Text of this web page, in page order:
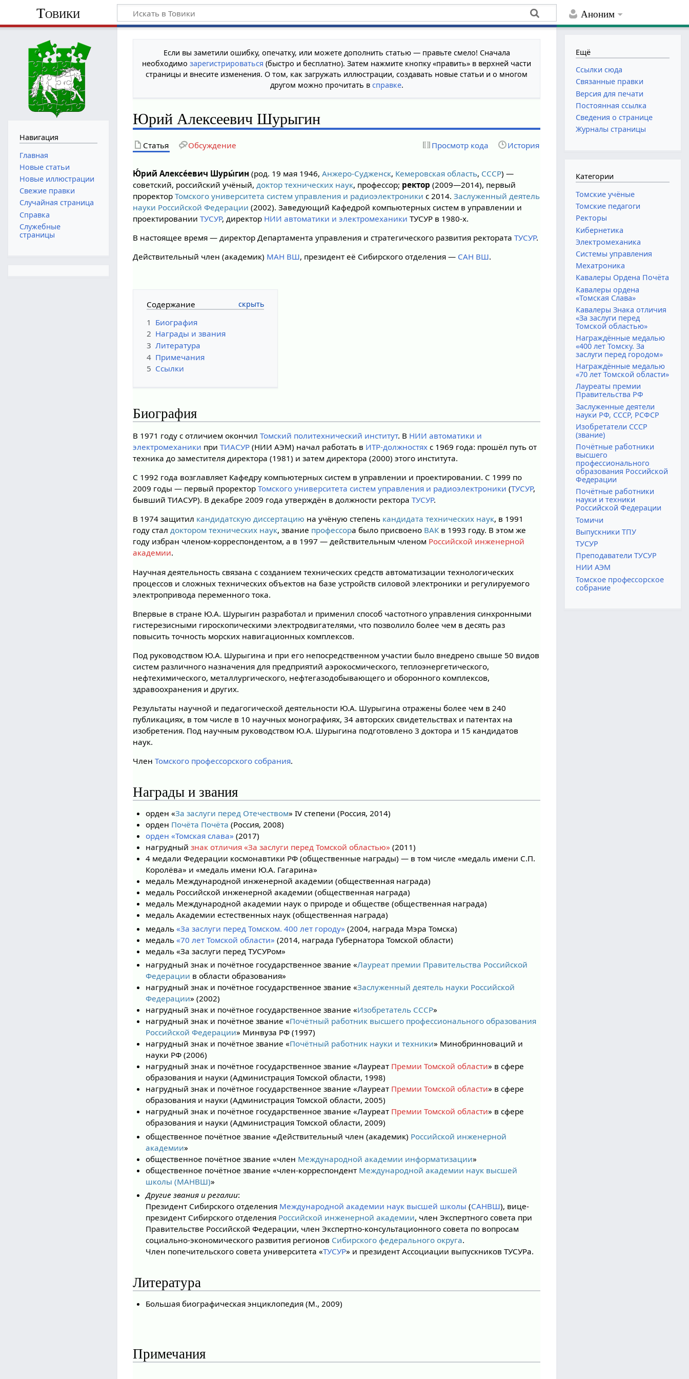
Аноним
Товики
Если вы заметили ошибку, опечатку, или можете дополнить статью — правьте смело! Сначала
необходимозарегистрироваться (быстро и бесплатно). Затем нажмите кнопку «править» в верхней части
страницы и внесите изменения. О том, как загружать иллюстрации, создавать новые статьи и о многом
другом можно прочитать в справке.
Юрий Алексеевич Шурыгин
Статья Обсуждение Просмотр кода История
Ю́рий Алексе́евич Шуры́гин(род. 19 мая 1946,Анжеро-Судженск, Кемеровская область, СССР) —
советский, российский учёный, доктор технических наук, профессор; ректор (2009—2014), первый
проректорТомского университета систем управления и радиоэлектроники с 2014.Заслуженный деятель
науки Российской Федерации (2002). Заведующий Кафедрой компьютерных систем в управлении и
проектированииТУСУР, директор НИИ автоматики и электромеханики ТУСУР в 1980-х.
В настоящее время — директор Департамента управления и стратегического развития ректоратаТУСУР.
Действительный член (академик) МАН ВШ, президент её Сибирского отделения — САН ВШ.
Содержание
1 Биография
2 Награды и звания
3 Литература
4 Примечания
5 Ссылки
Биография
В 1971 году с отличием окончилТомский политехнический институт. В НИИ автоматики и
электромеханики приТИАСУР (НИИ АЭМ) начал работать в ИТР-должностях с 1969 года: прошёл путь от
техника до заместителя директора (1981) и затем директора (2000) этого института.
С 1992 года возглавляет Кафедру компьютерных систем в управлении и проектировании. С 1999 по
2009 годы — первый проректорТомского университета систем управления и радиоэлектроники (ТУСУР,
бывший ТИАСУР). В декабре 2009 года утверждён в должности ректораТУСУР.
В 1974 защитил кандидатскую диссертацию на учёную степень кандидата технических наук, в 1991
году сталдоктором технических наук, звание профессора было присвоено ВАК в 1993 году. В этом же
году избран членом-корреспондентом, а в 1997 — действительным членом Российской инженерной
академии.
Научная деятельность связана с созданием технических средств автоматизации технологических
процессов и сложных технических объектов на базе устройств силовой электроники и регулируемого
электропривода переменного тока.
Впервые в стране Ю.А. Шурыгин разработал и применил способ частотного управления синхронными
гистерезисными гироскопическими электродвигателями, что позволило более чем в десять раз
повысить точность морских навигационных комплексов.
Под руководством Ю.А. Шурыгина и при его непосредственном участии было внедрено свыше 50 видов
систем различного назначения для предприятий аэрокосмического, теплоэнергетического,
нефтехимического, металлургического, нефтегазодобывающего и оборонного комплексов,
здравоохранения и других.
Результаты научной и педагогической деятельности Ю.А. Шурыгина отражены более чем в 240
публикациях, в том числе в 10 научных монографиях, 34 авторских свидетельствах и патентах на
изобретения. Под научным руководством Ю.А. Шурыгина подготовлено 3 доктора и 15 кандидатов
наук.
ЧленТомского профессорского собрания.
Награды и звания
орден «За заслуги перед Отечеством» IV степени (Россия, 2014)
орден Почёта Почёта (Россия, 2008)
орден «Томская слава» (2017)
нагрудный знак отличия «За заслуги перед Томской областью» (2011)
4 медали Федерации космонавтики РФ (общественные награды) — в том числе «медаль имени С.П.
Королёва» и «медаль имени Ю.А. Гагарина»
медаль Международной инженерной академии (общественная награда)
медаль Российской инженерной академии (общественная награда)
медаль Международной академии наук о природе и обществе (общественная награда)
медаль Академии естественных наук (общественная награда)
медаль «За заслуги перед Томском. 400 лет городу» (2004, награда Мэра Томска)
медаль «70 лет Томской области» (2014, награда Губернатора Томской области)
медаль «За заслуги перед ТУСУРом»
нагрудный знак и почётное государственное звание «Лауреат премии Правительства Российской
Федерации в области образования»
нагрудный знак и почётное государственное звание «Заслуженный деятель науки Российской
Федерации» (2002)
нагрудный знак и почётное государственное звание «Изобретатель СССР»
нагрудный знак и почётное звание «Почётный работник высшего профессионального образования
Российской Федерации» Минвуза РФ (1997)
нагрудный знак и почётное звание «Почётный работник науки и техники» Минобринноваций и
науки РФ (2006)
нагрудный знак и почётное государственное звание «Лауреат Премии Томской области» в сфере
образования и науки (Администрация Томской области, 1998)
нагрудный знак и почётное государственное звание «Лауреат Премии Томской области» в сфере
образования и науки (Администрация Томской области, 2005)
нагрудный знак и почётное государственное звание «Лауреат Премии Томской области» в сфере
образования и науки (Администрация Томской области, 2009)
общественное почётное звание «Действительный член (академик) Российской инженерной
академии»
общественное почётное звание «член Международной академии информатизации»
общественное почётное звание «член-корреспондент Международной академии наук высшей
школы (МАНВШ)»
Другие звания и регалии:
Президент Сибирского отделения Международной академии наук высшей школы (САНВШ), вице-
президент Сибирского отделения Российской инженерной академии, член Экспертного совета при
Правительстве Российской Федерации, член Экспертно-консультационного совета по вопросам
социально-экономического развития регионов Сибирского федерального округа.
Член попечительского совета университета «ТУСУР» и президент Ассоциации выпускников ТУСУРа.
Литература
Большая биографическая энциклопедия (М., 2009)
Примечания
Навигация
Главная
Новые статьи
Новые иллюстрации
Свежие правки
Случайная страница
Справка
Служебные
страницы
Ещё
Ссылки сюда
Связанные правки
Версия для печати
Постоянная ссылка
Сведения о странице
Журналы страницы
Категории
Томские учёные
Томские педагоги
Ректоры
Кибернетика
Электромеханика
Системы управления
Мехатроника
Кавалеры Ордена Почёта
Кавалеры ордена
«Томская Слава»
Кавалеры Знака отличия
«За заслуги перед
Томской областью»
Награждённые медалью
«400 лет Томску. За
заслуги перед городом»
Награждённые медалью
«70 лет Томской области»
Лауреаты премии
Правительства РФ
Заслуженные деятели
науки РФ, СССР, РСФСР
Изобретатели СССР
(звание)
Почётные работники
высшего
профессионального
образования Российской
Федерации
Почётные работники
науки и техники
Российской Федерации
Томичи
Выпускники ТПУ
ТУСУР
Преподаватели ТУСУР
НИИ АЭМ
Томское профессорское
собрание